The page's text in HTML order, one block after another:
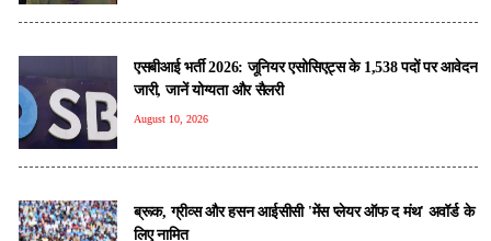
एसबीआई भर्ती 2026: जूनियर एसोसिएट्स के 1,538 पदों पर आवेदन
जारी, जानें योग्यता और सैलरी
August 10, 2026
ब्रूक, ग्रीव्स और हसन आईसीसी 'मेंस प्लेयर ऑफ द मंथ' अवॉर्ड के
लिए नामित